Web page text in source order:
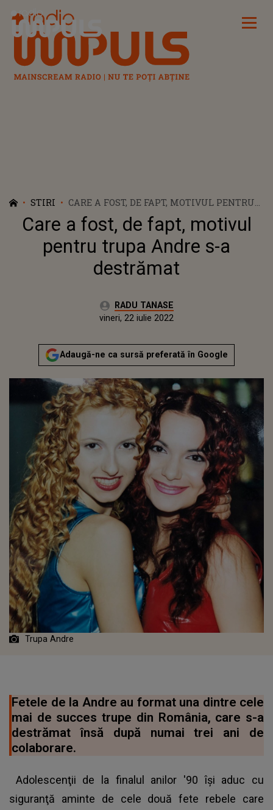
Radio Impuls
STIRI
CARE A FOST, DE FAPT, MOTIVUL PENTRU
TRUPA ANDRE S-A DESTRĂMAT
Care a fost, de fapt, motivul
pentru trupa Andre s-a
destrămat
Autor:RADU TANASE
sâmbătă, 17 aprilie 2021Actualizat:
vineri, 22 iulie 2022
Adaugă-ne ca sursă preferată în Google
Trupa Andre
Fetele de la Andre au format una dintre cele
mai de succes trupe din România, care s-a
destrămat însă după numai trei ani de
colaborare.
Adolescenţii de la finalul anilor '90 îşi aduc cu
siguranţă aminte de cele două fete rebele care